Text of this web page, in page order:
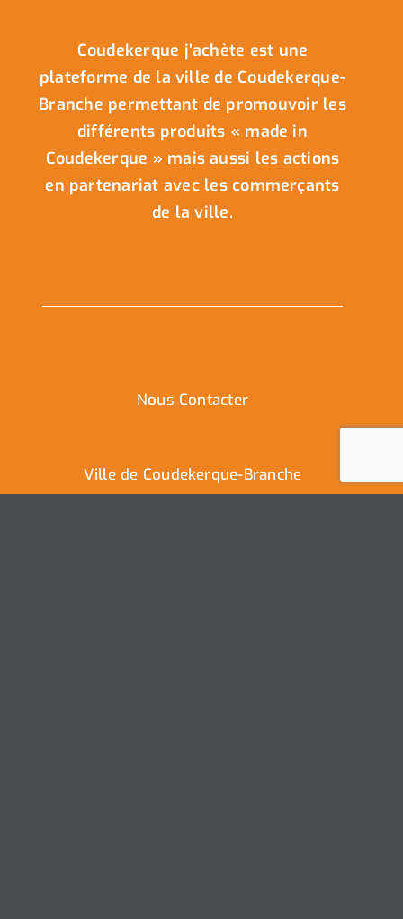
Coudekerque j’achète est une
plateforme de la ville de Coudekerque-
Branche permettant de promouvoir les
différents produits « made in
Coudekerque » mais aussi les actions
en partenariat avec les commerçants
de la ville.
Nous Contacter
Ville de Coudekerque-Branche
Hôtel de Ville – Place de la République – CS30119